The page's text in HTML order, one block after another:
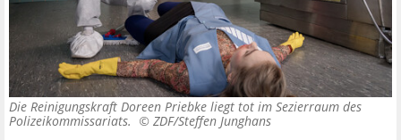
Die Reinigungskraft Doreen Priebke liegt tot im Sezierraum des
Polizeikommissariats. © ZDF/Steffen Junghans